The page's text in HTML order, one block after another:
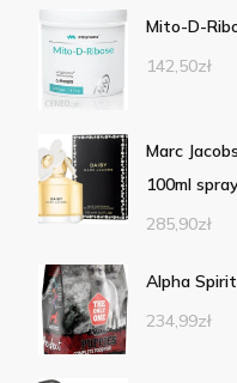
Mito-D-
142,50zł
Marc
100ml
285,90zł
Alpha
234,99zł